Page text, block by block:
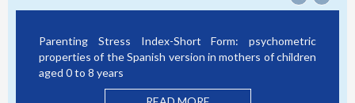
Index-Short Form: psychometric
Spanish version in mothers of children
Bullying,
Student